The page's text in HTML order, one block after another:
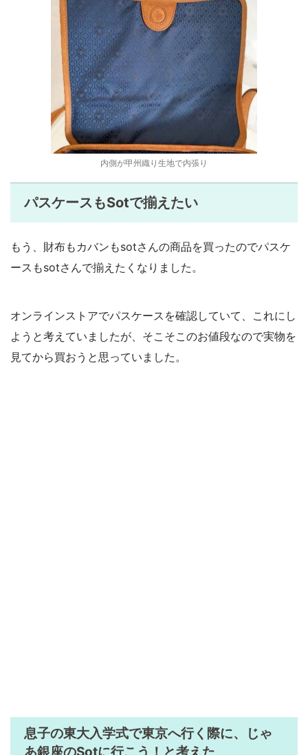
内側が甲州織り生地で内張り
パスケースもSotで揃えたい
もう、財布もカバンもsotさんの商品を買ったのでパスケ
ースもsotさんで揃えたくなりました。
オンラインストアでパスケースを確認していて、これにし
ようと考えていましたが、そこそこのお値段なので実物を
見てから買おうと思っていました。
息子の東大入学式で東京へ行く際に、じゃ